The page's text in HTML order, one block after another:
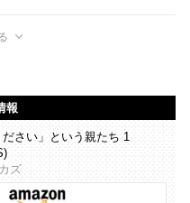
報
ださい」という親たち 1
ズ